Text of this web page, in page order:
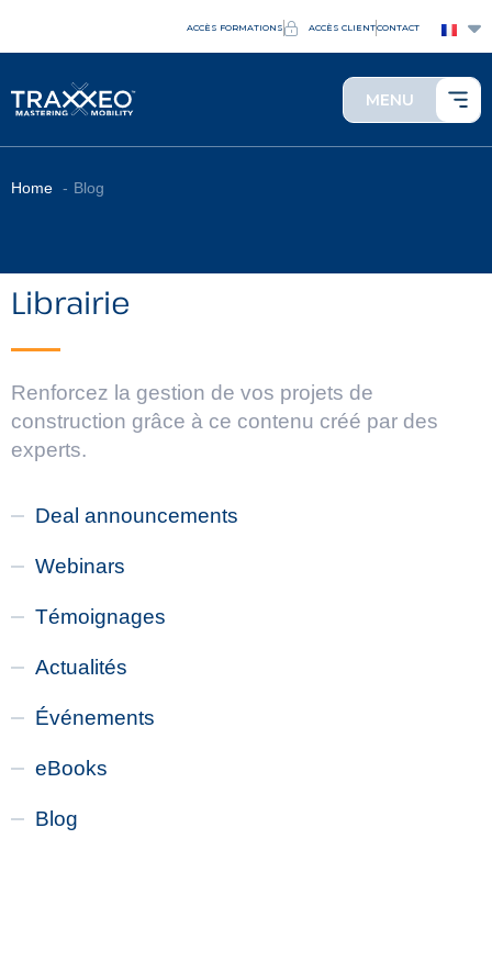
ACCÈS FORMATIONS ACCÈS CLIENTCONTACT
MENU
Home Blog
Librairie
Renforcez la gestion de vos projets de
construction grâce à ce contenu créé par des
experts.
Deal announcements
Webinars
Témoignages
Actualités
Événements
eBooks
Blog